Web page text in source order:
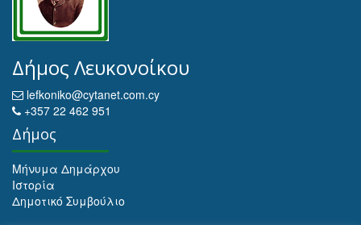
Δήμος Λευκονοίκου
lefkoniko@cytanet.com.cy
+357 22 462 951
Δήμος
Μήνυμα Δημάρχου
Ιστορία
Δημοτικό Συμβούλιο